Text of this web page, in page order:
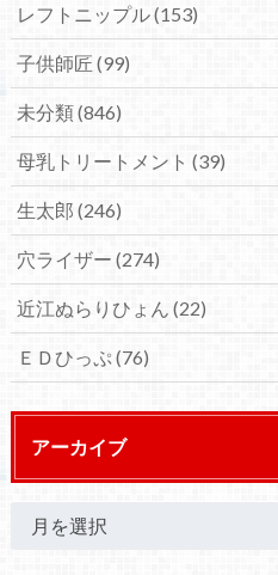
レフトニップル(153)
子供師匠 (99)
未分類(846)
母乳トリートメント (39)
生太郎 (246)
穴ライザー (274)
近江ぬらりひょん (22)
ＥＤひっぷ(76)
アーカイブ